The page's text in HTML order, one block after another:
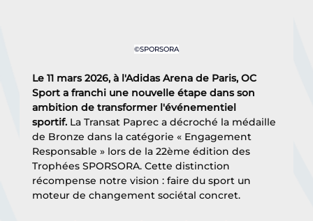
©SPORSORA
Le 11 mars 2026, à l'Adidas Arena de Paris, OC
Sport a franchi une nouvelle étape dans son
ambition de transformer l'événementiel
sportif. La Transat Paprec a décroché la médaille
de Bronze dans la catégorie « Engagement
Responsable » lors de la 22ème édition des
Trophées SPORSORA. Cette distinction
récompense notre vision : faire du sport un
moteur de changement sociétal concret.